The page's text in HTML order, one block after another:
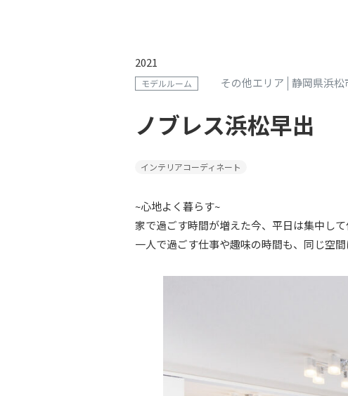
2021
モデルルーム その他エリア 静岡県浜松
ノブレス浜松早出
インテリアコーディネート
~心地よく暮らす~
家で過ごす時間が増えた今、平日は集中し
一人で過ごす仕事や趣味の時間も、同じ空